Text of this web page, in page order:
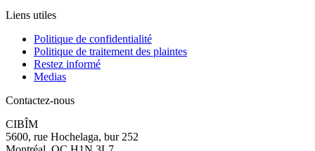
Liens utiles
Politique de confidentialité
Politique de traitement des plaintes
Restez informé
Medias
Contactez-nous
CIBÎM
5600, rue Hochelaga, bur 252